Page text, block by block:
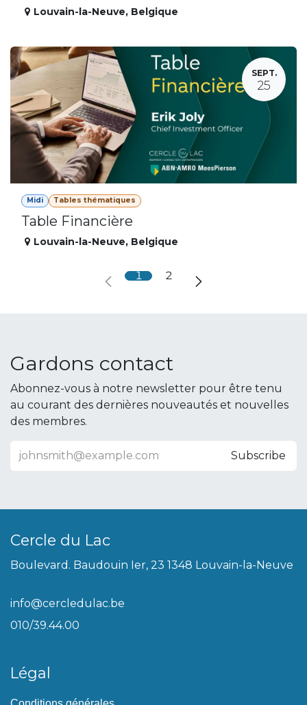
Louvain-la-Neuve, Belgique
SEPT.
25
Midi Tables thématiques
Table Financière
Louvain-la-Neuve, Belgique
1 2
Gardons contact
Abonnez-vous à notre newsletter pour être tenu
au courant des dernières nouveautés et nouvelles
des membres.
Subscribe
Cercle du Lac
Boulevard. Baudouin Ier, 23 1348 Louvain-la-Neuve
info@cercledulac.be
010/39.44.00
Légal